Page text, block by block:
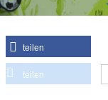
teilen
teilen